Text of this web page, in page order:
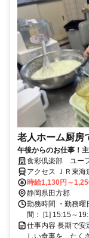
老人ホーム厨房
午後からのお仕事！
活躍中。
食彩倶楽部 ユー
アクセス ＪＲ東海
徒歩約29分
時給1,130円～
静岡県田方郡
勤務時間 ・勤務曜
間： [1] 15:15～
仕事内容 長期で安